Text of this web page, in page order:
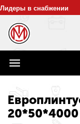
Лидеры в снабжении
20*50*4000